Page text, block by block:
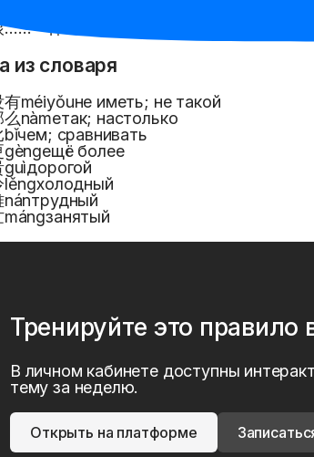
……一样: такой же, как
из словаря
有méiyǒuне иметь; не такой
么nàmeтак; настолько
bǐчем; сравнивать
gèngещё более
guìдорогой
lěngхолодный
nánтрудный
mángзанятый
Тренируйте это правило
В личном кабинете доступны
тему за неделю.
Открыть на платформе